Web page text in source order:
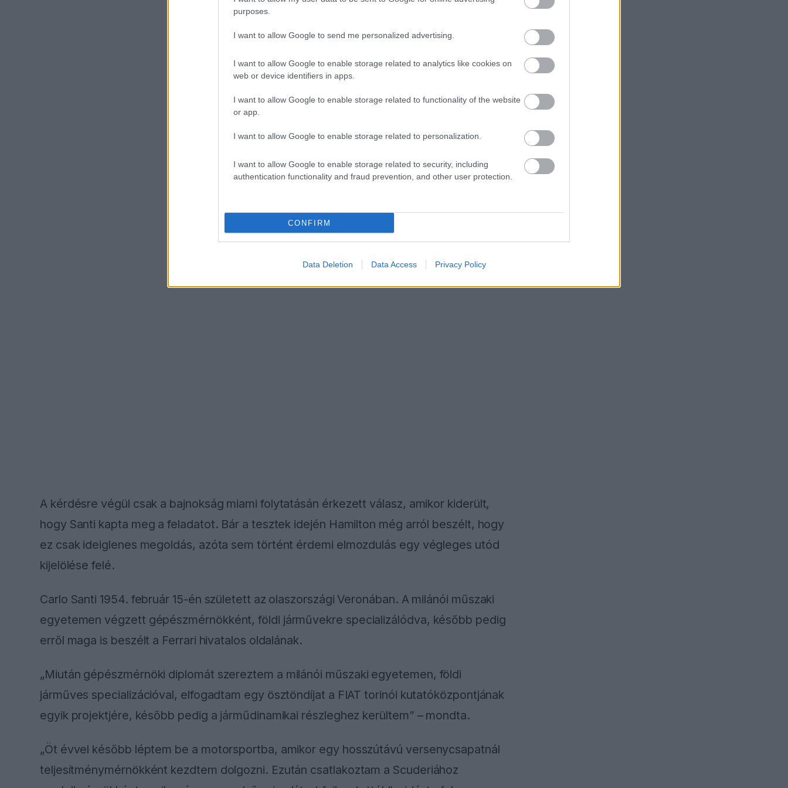
purposes.
I want to allow Google to send me personalized advertising.
I want to allow Google to enable storage related to analytics like cookies on
web or device identifiers in apps.
I want to allow Google to enable storage related to functionality of the website
or app.
I want to allow Google to enable storage related to personalization.
I want to allow Google to enable storage related to security, including
authentication functionality and fraud prevention, and other user protection.
CONFIRM
Data Deletion Data Access Privacy Policy
A kérdésre végül csak a bajnokság miami folytatásán érkezett válasz, amikor kiderült,
hogy Santi kapta meg a feladatot. Bár a tesztek idején Hamilton még arról beszélt, hogy
ez csak ideiglenes megoldás, azóta sem történt érdemi elmozdulás egy végleges utód
kijelölése felé.
Carlo Santi 1954. február 15-én született az olaszországi Veronában. A milánói műszaki
egyetemen végzett gépészmérnökként, földi járművekre specializálódva, később pedig
erről maga is beszélt a Ferrari hivatalos oldalának.
„Miután gépészmérnöki diplomát szereztem a milánói műszaki egyetemen, földi
járműves specializációval, elfogadtam egy ösztöndíjat a FIAT torinói kutatóközpontjának
egyik projektjére, később pedig a járműdinamikai részleghez kerültem” – mondta.
„Öt évvel később léptem be a motorsportba, amikor egy hosszútávú versenycsapatnál
teljesítménymérnökként kezdtem dolgozni. Ezután csatlakoztam a Scuderiához